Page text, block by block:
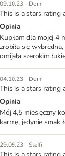
09.10.23 | Domi
This is a stars rating
Opinia
Kupiłam dla mojej 4
zrobiła się
omijała szerokim
04.10.23 | Domi
This is a stars rating
Opinia
Mój 4,5 miesięczny
karmę, jedynie smak
29.09.23 | Steffi